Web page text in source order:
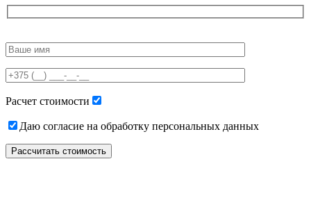
leave
field
empty.
Расчет стоимости
Даю согласие на обработку персональных данных